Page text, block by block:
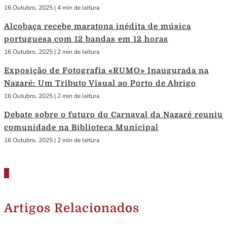
16 Outubro, 2025 | 4 min de leitura
Alcobaça recebe maratona inédita de música
portuguesa com 12 bandas em 12 horas
16 Outubro, 2025 | 2 min de leitura
Exposição de Fotografia «RUMO» Inaugurada na
Nazaré: Um Tributo Visual ao Porto de Abrigo
16 Outubro, 2025 | 2 min de leitura
Debate sobre o futuro do Carnaval da Nazaré reuniu
comunidade na Biblioteca Municipal
16 Outubro, 2025 | 2 min de leitura
Artigos Relacionados